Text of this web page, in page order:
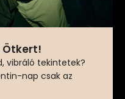
Ötkert!
vibráló tekintetek?
nap csak az